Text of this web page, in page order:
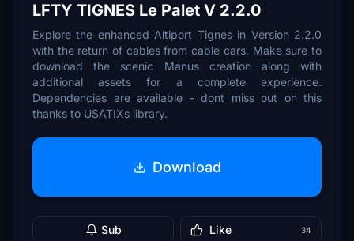
LFTY TIGNES Le Palet V 2.2.0
Explore the enhanced Altiport Tignes in Version 2.2.0
with the return of cables from cable cars. Make sure to
download the scenic Manus creation along with
additional assets for a complete experience.
Dependencies are available - dont miss out on this
thanks to USATIXs library.
Download
Sub Like 34